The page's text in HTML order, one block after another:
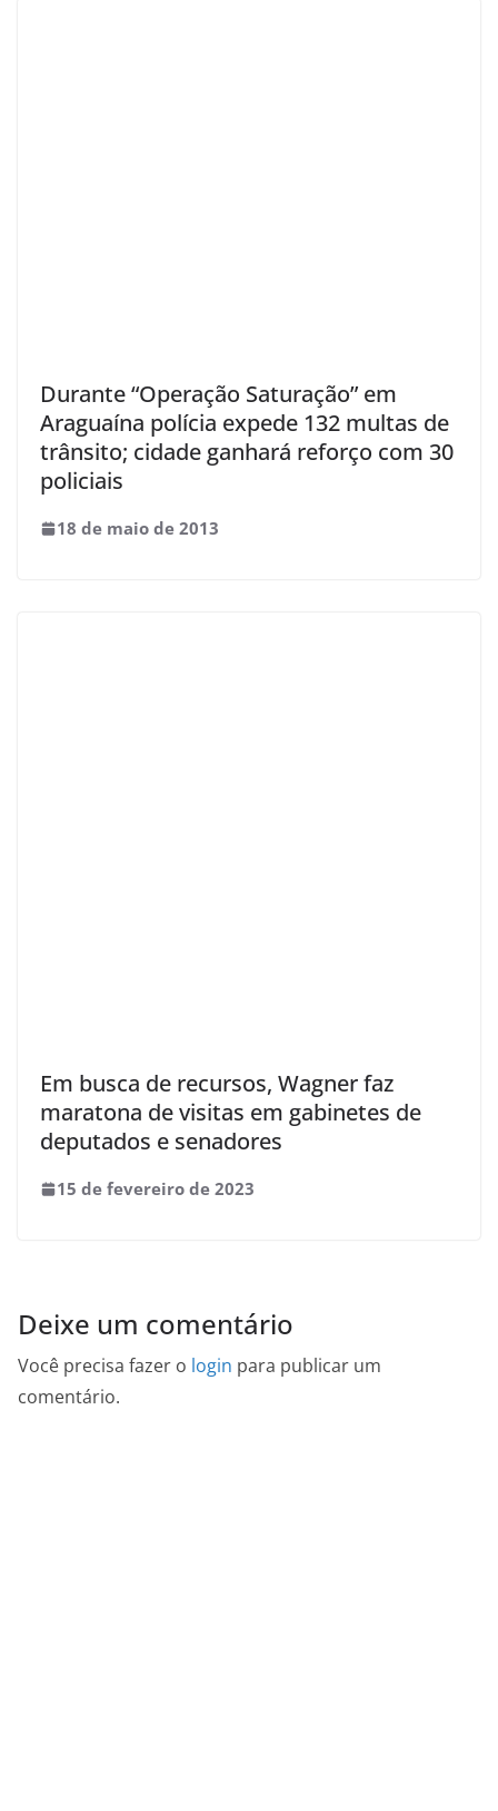
Durante “Operação Saturação” em
Araguaína polícia expede 132 multas de
trânsito; cidade ganhará reforço com 30
policiais
18 de maio de 2013
Em busca de recursos, Wagner faz
maratona de visitas em gabinetes de
deputados e senadores
15 de fevereiro de 2023
Deixe um comentário
Você precisa fazer o login para publicar um
comentário.